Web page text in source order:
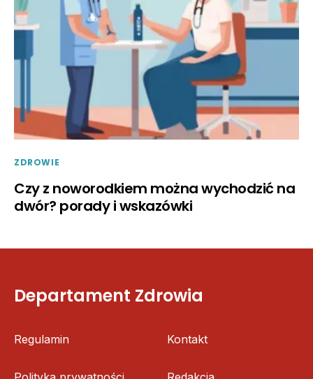
ZDROWIE
Czy z noworodkiem można wychodzić na
dwór? porady i wskazówki
Departament Zdrowia
Regulamin Kontakt